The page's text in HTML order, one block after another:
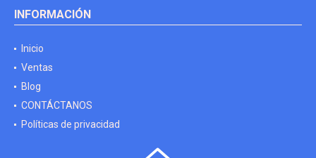
INFORMACIÓN
Inicio
Ventas
Blog
CONTÁCTANOS
Políticas de privacidad